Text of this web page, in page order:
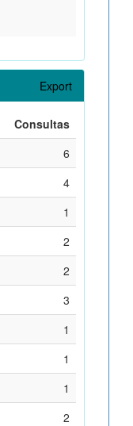
Export
Consultas
6
4
1
2
2
3
1
1
1
2